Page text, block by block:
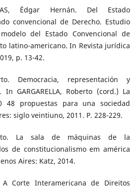
Édgar Hernán. Del Estado
convencional de Derecho. Estudio
del Estado Convencional de
latino-americano. In Revista jurídica
p. 13-42.
Democracia, representación y
GARGARELLA, Roberto (cord.) La
48 propuestas para una sociedad
siglo veintiuno, 2011. P. 228-229.
La sala de máquinas de la
de constitucionalismo em américa
Aires: Katz, 2014.
A Corte Interamericana de Direitos